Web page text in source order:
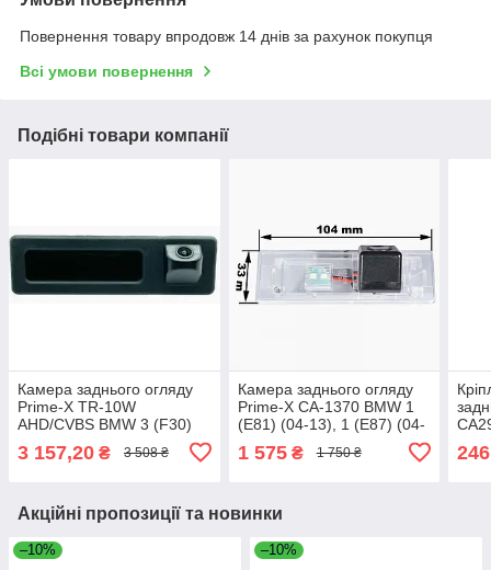
Повернення товару впродовж 14 днів за рахунок покупця
Всі умови повернення
Подібні товари компанії
Камера заднього огляду
Prime-X TR-10W
AHD/CVBS BMW 3 (F30)
(12-19), X3 (F25) (10-17),
5 (F10/F11/F07) (10-17)
3 157,20 ₴ 3 508 ₴
Камера заднього огляду
Prime-X CA-1370 BMW 1
(E81) (04-13), 1 (E87) (04-
(E89) (09-16), 6
1 575₴ 1 750 ₴
Акційні пропозиції та новинки
–10% –10%